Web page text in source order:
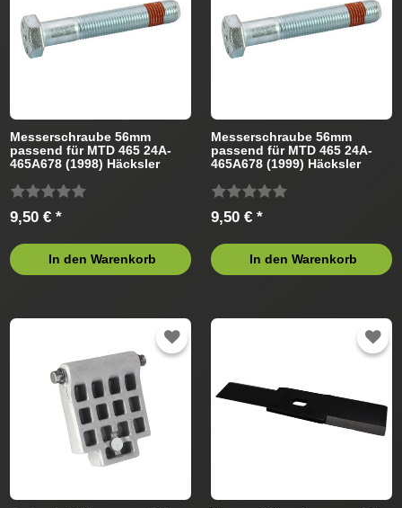
Messerschraube 56mm
passend für MTD 465 24A-
465A678 (1998) Häcksler
9,50 € *
In den Warenkorb
Messerschraube 56mm
passend für MTD 465 24A-
465A678 (1999) Häcksler
9,50 € *
In den Warenkorb